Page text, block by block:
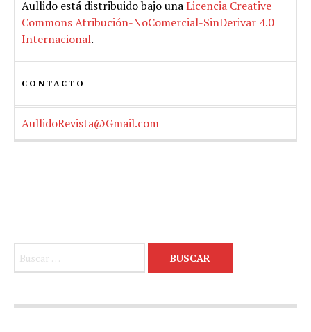
Aullido está distribuido bajo unaLicencia Creative
Commons Atribución-NoComercial-SinDerivar 4.0
Internacional.
CONTACTO
AullidoRevista@Gmail.com